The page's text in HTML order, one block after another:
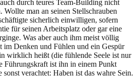
durch teures Team-Building nicht
man an seinen Stellschrauben
sicherlich einwilligen, sofern
für seinen Arbeitsplatz oder gar eine
Was aber auch ihm meist völlig
im Denken und Fühlen und ein Gespür
wirklich heißt (die fühlende Seele ist nur
Führungskraft ist ihn in einem Punkt
verachtet: Haben ist das wahre Sein.